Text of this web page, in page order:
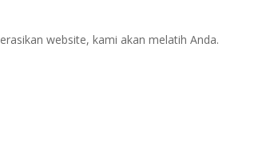
website, kami akan melatih Anda.